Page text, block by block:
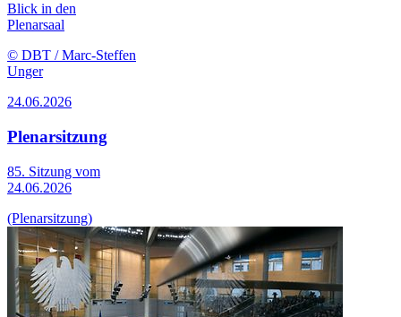
Blick in den
Plenarsaal
© DBT / Marc-Steffen
Unger
24.06.2026
Plenarsitzung
85. Sitzung vom
24.06.2026
(Plenarsitzung)